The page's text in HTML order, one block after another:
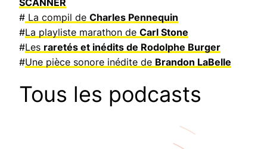
# La compil de Charles Pennequin
#La playliste marathon de Carl Stone
#Les raretés et inédits de Rodolphe Burger
#Une pièce sonore inédite de Brandon LaBelle
Tous les podcasts